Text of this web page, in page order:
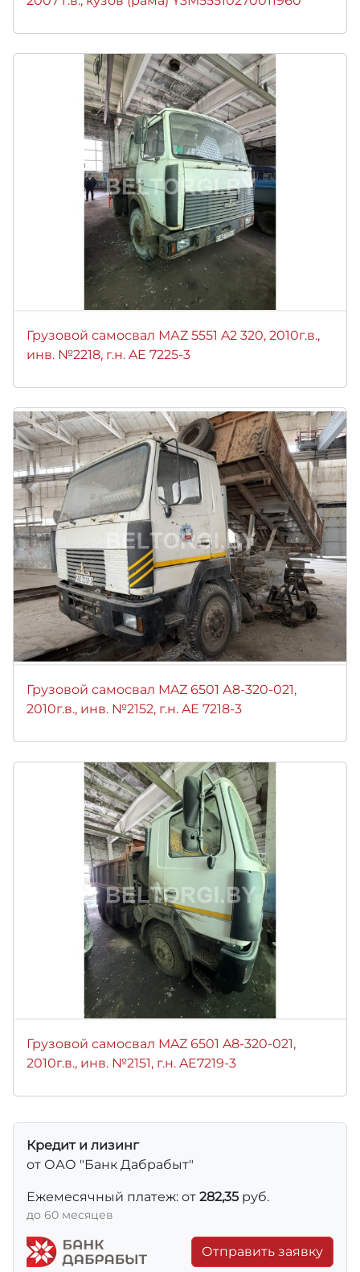
Грузовой самосвал МАZ 5551 A2 320, 2010г.в.,
инв. №2218, г.н. AE 7225-3
Грузовой самосвал MAZ 6501 А8-320-021,
2010г.в., инв. №2152, г.н. AE 7218-3
Грузовой самосвал MAZ 6501 A8-320-021,
2010г.в., инв. №2151, г.н. AE7219-3
Кредит и лизинг
от ОАО "Банк Дабрабыт"
Ежемесячный платеж: от 282,35 руб.
до 60 месяцев
Отправить заявку